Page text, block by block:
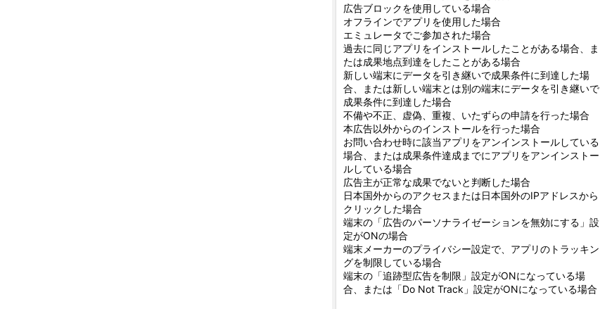
広告ブロックを使用している場合
オフラインでアプリを使用した場合
エミュレータでご参加された場合
過去に同じアプリをインストールしたことがある場合、ま
たは成果地点到達をしたことがある場合
新しい端末にデータを引き継いで成果条件に到達した場
合、または新しい端末とは別の端末にデータを引き継いで
成果条件に到達した場合
不備や不正、虚偽、重複、いたずらの申請を行った場合
本広告以外からのインストールを行った場合
お問い合わせ時に該当アプリをアンインストールしている
場合、または成果条件達成までにアプリをアンインストー
ルしている場合
広告主が正常な成果でないと判断した場合
日本国外からのアクセスまたは日本国外のIPアドレスから
クリックした場合
端末の「広告のパーソナライゼーションを無効にする」設
定がONの場合
端末メーカーのプライバシー設定で、アプリのトラッキン
グを制限している場合
端末の「追跡型広告を制限」設定がONになっている場
合、または「Do Not Track」設定がONになっている場合